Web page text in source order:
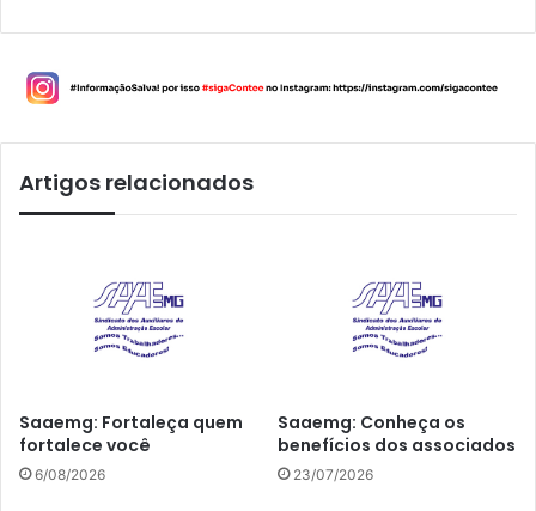
Artigos relacionados
Saaemg: Fortaleça quem
fortalece você
6/08/2026
Saaemg: Conheça os
benefícios dos associados
23/07/2026